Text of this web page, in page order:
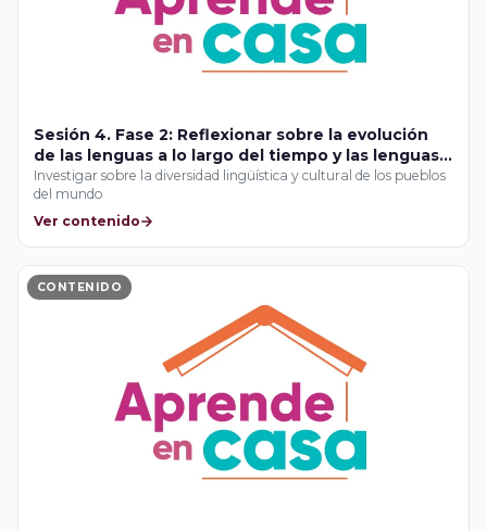
Sesión 4. Fase 2: Reflexionar sobre la evolución
de las lenguas a lo largo del tiempo y las lenguas
afines al español
Investigar sobre la diversidad lingüística y cultural de los pueblos
del mundo
Ver contenido
CONTENIDO